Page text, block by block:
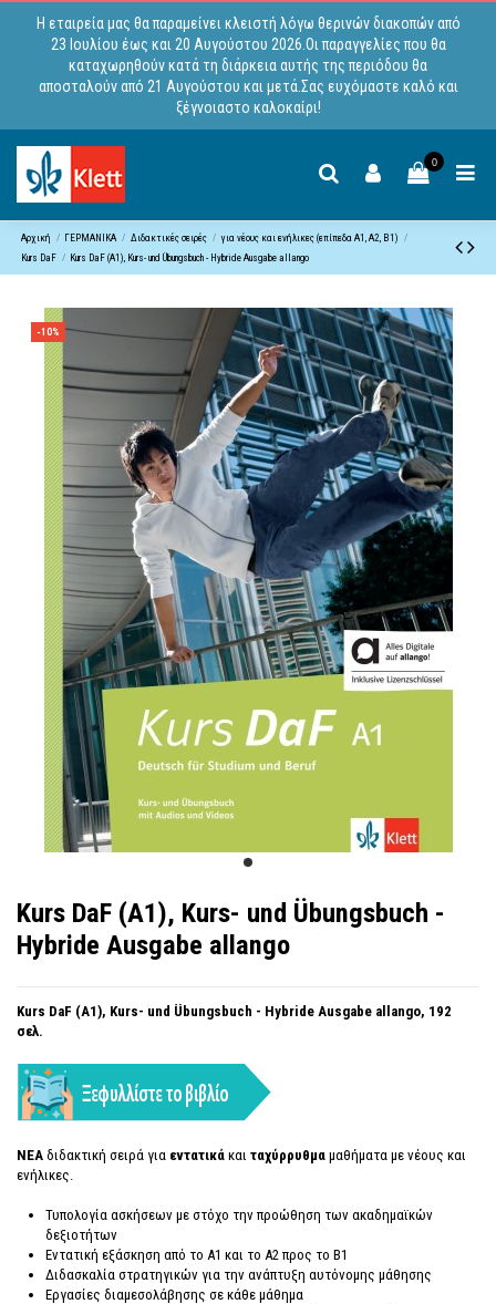
Η εταιρεία μας θα παραμείνει κλειστή λόγω θερινών διακοπών από
23 Ιουλίου έως και 20 Αυγούστου 2026.Οι παραγγελίες που θα
καταχωρηθούν κατά τη διάρκεια αυτής της περιόδου θα
αποσταλούν από 21 Αυγούστου και μετά.Σας ευχόμαστε καλό και
ξέγνοιαστο καλοκαίρι!
0
Αρχική ΓΕΡΜΑΝΙΚΑ Διδακτικές σειρές
για νέους και ενήλικες (επίπεδα A1, Α2, B1)
Kurs DaF
Kurs DaF (A1), Kurs- und Übungsbuch - Hybride Ausgabe allango
-10%
Kurs DaF (A1), Kurs- und Übungsbuch -
Hybride Ausgabe allango
Kurs DaF (A1), Kurs- und Übungsbuch - Hybride Ausgabe allango, 192
σελ.
ΝEA διδακτική σειρά για εντατικά και ταχύρρυθμα μαθήματα με νέους και
ενήλικες.
Τυπολογία ασκήσεων με στόχο την προώθηση των ακαδημαϊκών
δεξιοτήτων
Εντατική εξάσκηση από το Α1 και το Α2 προς το Β1
Διδασκαλία στρατηγικών για την ανάπτυξη αυτόνομης μάθησης
Εργασίες διαμεσολάβησης σε κάθε μάθημα